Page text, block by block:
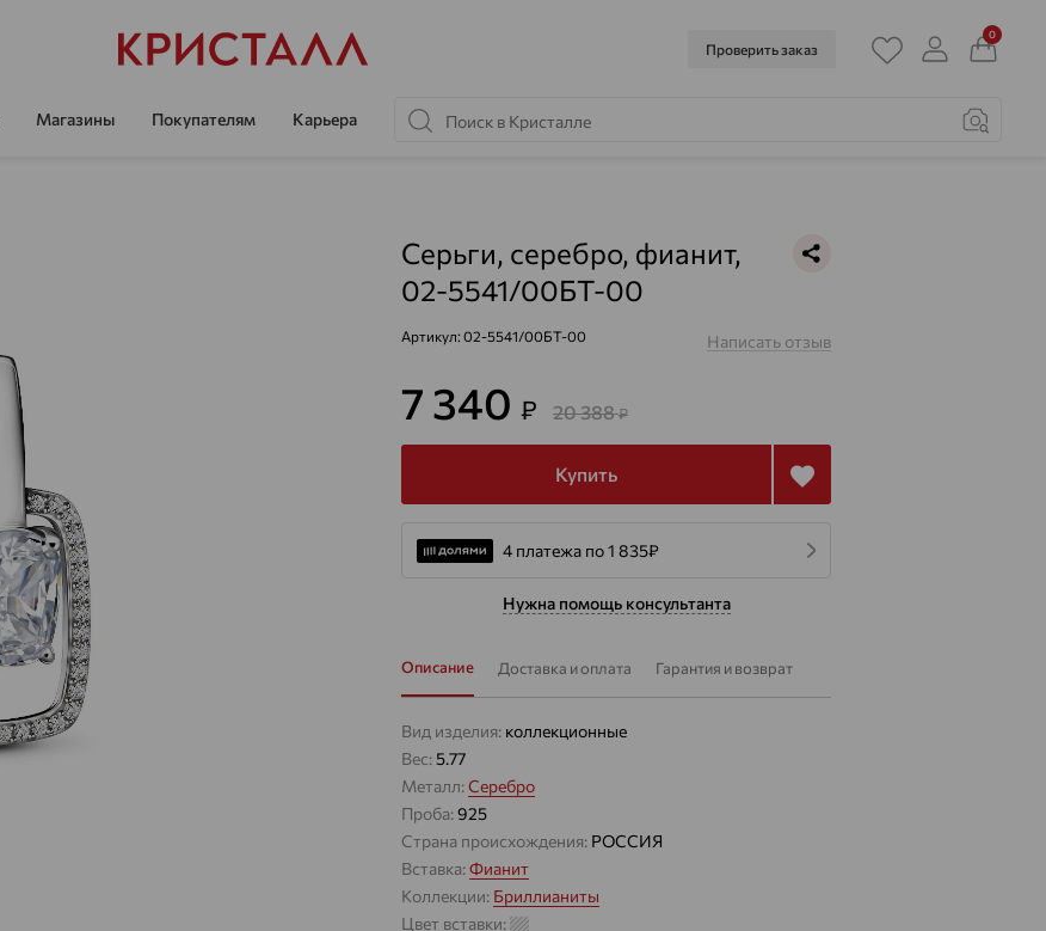
Проверить заказ
0
Магазины Покупателям Карьера
Серьги, серебро, фианит,
02-5541/00БТ-00
Артикул: 02-5541/00БТ-00 Написать отзыв
7 340 ₽ 20 388₽
Купить
4 платежа по 1 835₽
Нужна помощь консультанта
Описание Доставка и оплата Гарантия и возврат
Вид изделия: коллекционные
Вес:5.77
Металл:Серебро
Проба:925
Страна происхождения: РОССИЯ
Вставка:Фианит
Коллекции: Бриллианиты
Цвет вставки: